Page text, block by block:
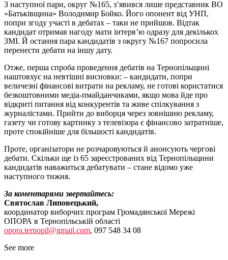
З наступної пари, округ №165, з’явився лише представник ВО
«Батьківщина» Володимир Бойко. Його опонент від УНП,
попри згоду участі в дебатах – таки не прийшов. Відтак
кандидат отримав нагоду мати інтерв’ю одразу для декількох
ЗМІ. Й остання пара кандидатів з округу №167 попросила
перенести дебати на іншу дату.
Отже, перша спроба проведення дебатів на Тернопільщині
наштовхує на невтішні висновки: – кандидати, попри
величезні фінансові витрати на рекламу, не готові користатися
безкоштовними медіа-пмайданчиками, якщо мова йде про
відкриті питання від конкурентів та живе спілкування з
журналістами. Прийти до виборця через зовнішню рекламу,
газету чи готову картинку з телевізора є фінансово затратніше,
проте спокійніше для більшості кандидатів.
Проте, організатори не розчаровуються й анонсують чергові
дебати. Скільки ще із 65 зареєстрованих від Тернопільщини
кандидатів наважиться дебатувати – стане відомо уже
наступного тижня.
За коментарями звертайтесь:
Святослав Липовецький,
координатор виборчих програм Громадянської Мережі
ОПОРА в Тернопільській області
opora.ternopil@gmail.com, 097 548 34 08
See more